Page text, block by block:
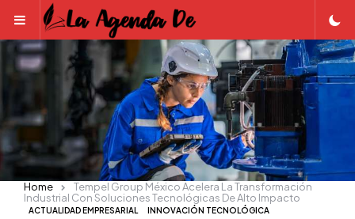
Menu
ACTUALIDAD EMPRESARIAL
INNOVACIÓN TECNOLÓGICA
Home
Tempel Group México Acelera La Transformación
Industrial Con Soluciones Tecnológicas De Alto Impacto